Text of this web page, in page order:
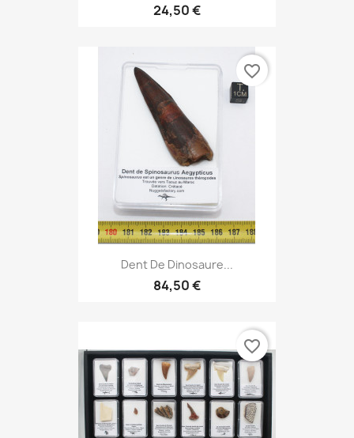
24,50 €
Dent De Dinosaure...
84,50 €
favorite_border
favorite_border